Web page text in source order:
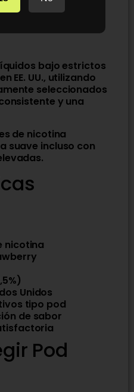
Estados
bajo estrictos
EE. UU., utilizando
seleccionados
y una
de nicotina
suave incluso con
nicotina
Unidos
tipo pod
de sabor
Pod